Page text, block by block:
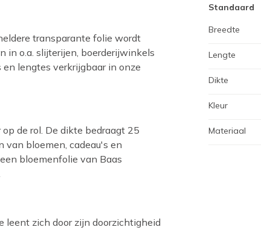
transparante folie wordt
in o.a. slijterijen, boerderijwinkels
lengtes verkrijgbaar in onze
de rol. De dikte bedraagt 25
van bloemen, cadeau's en
bloemenfolie van Baas
leent zich door zijn doorzichtigheid
Standaard
Breedte
Lengte
Dikte
Kleur
Materiaal